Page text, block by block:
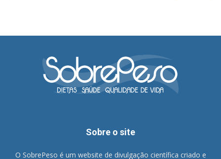
Sobre o site
O SobrePeso é um website de divulgação científica criado e